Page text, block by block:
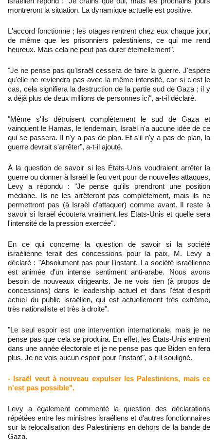
montreront la situation. La dynamique actuelle est positive.
L'accord fonctionne ; les otages rentrent chez eux chaque jour,
de même que les prisonniers palestiniens, ce qui me rend
heureux. Mais cela ne peut pas durer éternellement".
"Je ne pense pas qu'Israël cessera de faire la guerre. J'espère
qu'elle ne reviendra pas avec la même intensité, car si c'est le
cas, cela signifiera la destruction de la partie sud de Gaza ; il y
a déjà plus de deux millions de personnes ici", a-t-il déclaré.
"Même s'ils détruisent complètement le sud de Gaza et
vainquent le Hamas, le lendemain, Israël n'a aucune idée de ce
qui se passera. Il n'y a pas de plan. Et s'il n'y a pas de plan, la
guerre devrait s'arrêter", a-t-il ajouté.
À la question de savoir si les États-Unis voudraient arrêter la
guerre ou donner à Israël le feu vert pour de nouvelles attaques,
Levy a répondu : "Je pense qu'ils prendront une position
médiane. Ils ne les arrêteront pas complètement, mais ils ne
permettront pas (à Israël d'attaquer) comme avant. Il reste à
savoir si Israël écoutera vraiment les Etats-Unis et quelle sera
l'intensité de la pression exercée".
En ce qui concerne la question de savoir si la société
israélienne ferait des concessions pour la paix, M. Levy a
déclaré : "Absolument pas pour l'instant. La société israélienne
est animée d'un intense sentiment anti-arabe. Nous avons
besoin de nouveaux dirigeants. Je ne vois rien (à propos de
concessions) dans le leadership actuel et dans l'état d'esprit
actuel du public israélien, qui est actuellement très extrême,
très nationaliste et très à droite".
"Le seul espoir est une intervention internationale, mais je ne
pense pas que cela se produira. En effet, les États-Unis entrent
dans une année électorale et je ne pense pas que Biden en fera
plus. Je ne vois aucun espoir pour l'instant", a-t-il souligné.
- Israël veut à nouveau expulser les Palestiniens, mais ce
n'est pas possible".
Levy a également commenté la question des déclarations
répétées entre les ministres israéliens et d'autres fonctionnaires
sur la relocalisation des Palestiniens en dehors de la bande de
Gaza.